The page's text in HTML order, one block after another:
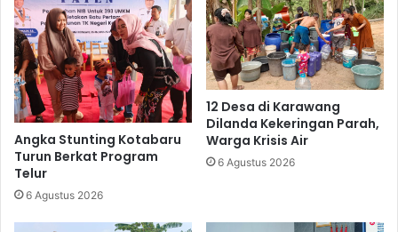
Angka Stunting Kotabaru
Turun Berkat Program
Telur
6 Agustus 2026
12 Desa di Karawang
Dilanda Kekeringan Parah,
Warga Krisis Air
6 Agustus 2026